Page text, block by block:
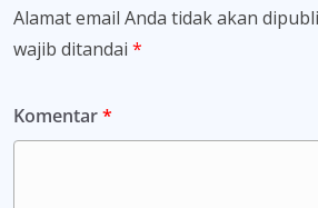
Alamat email Anda tidak akan
wajib ditandai *
Komentar*